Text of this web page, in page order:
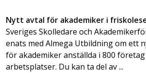
Nytt avtal för akademiker i
Sveriges Skolledare och
enats med Almega Utbildning om ett
för akademiker anställda i 800
arbetsplatser. Du kan ta del av ...